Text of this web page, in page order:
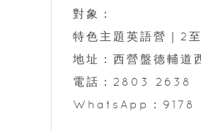
對象：
特色主題英語營｜2
地址：西營盤德輔道
電話：2803 2638
WhatsApp：9178